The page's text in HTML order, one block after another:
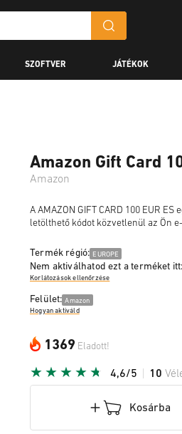
SZOFTVER JÁTÉKOK
Amazon Gift Card
Amazon
A AMAZON GIFT CARD 100 EUR
letölthető kódot közvetlenül az Ön
Termék régió: EUROPE
Nem aktiválhatod ezt a terméket itt:
Korlátozások ellenőrzése
Felület: Amazon
Hogyan aktiváld
1369 Eladott!
4,6/5 10
Kosárba